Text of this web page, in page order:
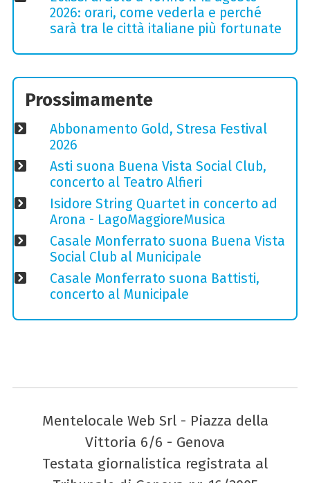
2026: orari, come vederla e perché
sarà tra le città italiane più fortunate
Prossimamente
Abbonamento Gold, Stresa Festival
2026
Asti suona Buena Vista Social Club,
concerto al Teatro Alfieri
Isidore String Quartet in concerto ad
Arona - LagoMaggioreMusica
Casale Monferrato suona Buena Vista
Social Club al Municipale
Casale Monferrato suona Battisti,
concerto al Municipale
Mentelocale Web Srl - Piazza della
Vittoria 6/6 - Genova
Testata giornalistica registrata al